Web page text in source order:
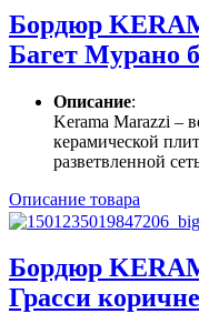
Бордюр
Багет Мурано
Описание:
Kerama Marazzi –
керамической
разветвленной
Описание товара
Бордюр
Грасси